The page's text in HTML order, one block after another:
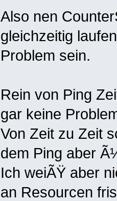
Also nen
gleichzeitig
Problem sein.
Rein von Ping
gar keine
Von Zeit zu Zeit
dem Ping aber
Ich weiÃŸ aber
an Resourcen